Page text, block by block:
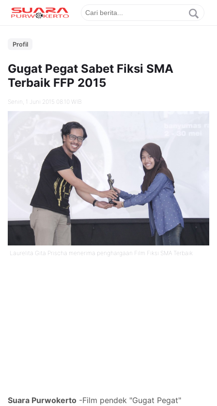
Profil
Gugat Pegat Sabet Fiksi SMA
Terbaik FFP 2015
Senin, 1 Juni 2015 08.10 WIB
Laurelita Gita Prischa menerima penghargaan Film Fiksi SMA Terbaik
Suara Purwokerto -Film pendek "Gugat Pegat"